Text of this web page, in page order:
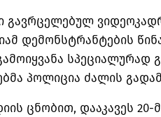
დემონსტრანტების
პოლიცია ძალის
ცნობით, დააკავეს 20-